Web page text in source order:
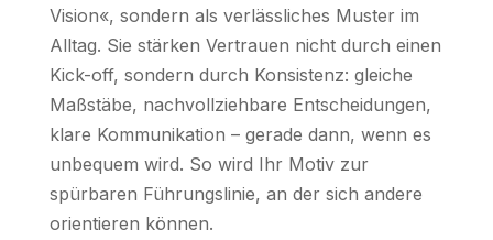
Vision«, sondern als verlässliches Muster im
Alltag. Sie stärken Vertrauen nicht durch einen
Kick-off, sondern durch Konsistenz: gleiche
Maßstäbe, nachvollziehbare Entscheidungen,
klare Kommunikation – gerade dann, wenn es
unbequem wird. So wird Ihr Motiv zur
spürbaren Führungslinie, an der sich andere
orientieren können.